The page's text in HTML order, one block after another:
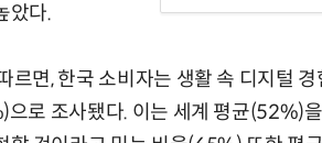
았다.
면, 한국 소비자는 생활 속 디지털 경
로 조사됐다. 이는 세계 평균(52%)